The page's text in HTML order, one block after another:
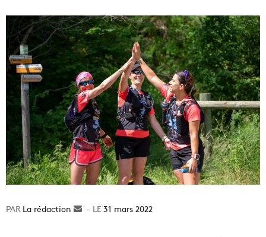
La rédaction
Envoyer31 mars 2022